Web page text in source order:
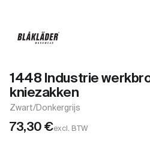
1448 Industrie
kniezakken
Zwart/Donkergrijs
73,30€excl. BTW